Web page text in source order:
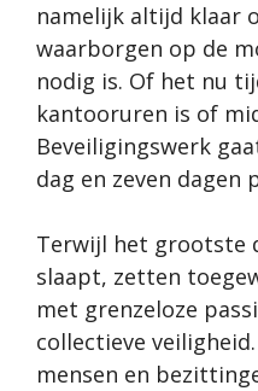
namelijk altijd klaar
waarborgen op de
nodig is. Of het nu
kantooruren is of
Beveiligingswerk
dag en zeven dagen
Terwijl het grootste
slaapt, zetten
met grenzeloze
collectieve
mensen en